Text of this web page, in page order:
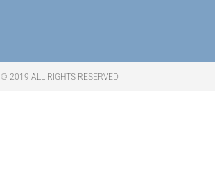
© 2019 ALL RIGHTS RESERVED​